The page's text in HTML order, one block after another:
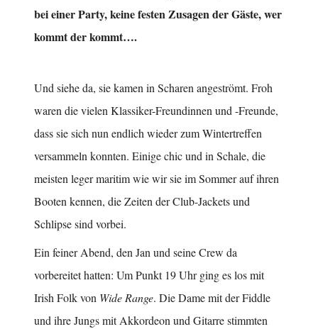
bei einer Party, keine festen Zusagen der Gäste, wer
kommt der kommt….
Und siehe da, sie kamen in Scharen angeströmt. Froh
waren die vielen Klassiker-Freundinnen und -Freunde,
dass sie sich nun endlich wieder zum Wintertreffen
versammeln konnten. Einige chic und in Schale, die
meisten leger maritim wie wir sie im Sommer auf ihren
Booten kennen, die Zeiten der Club-Jackets und
Schlipse sind vorbei.
Ein feiner Abend, den Jan und seine Crew da
vorbereitet hatten: Um Punkt 19 Uhr ging es los mit
Irish Folk von Wide Range. Die Dame mit der Fiddle
und ihre Jungs mit Akkordeon und Gitarre stimmten